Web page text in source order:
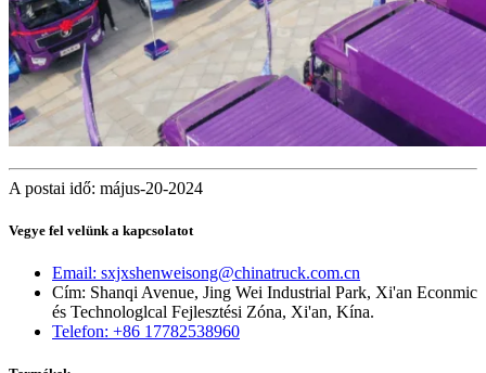
A postai idő: május-20-2024
Vegye fel velünk a kapcsolatot
Email: sxjxshenweisong@chinatruck.com.cn
Cím: Shanqi Avenue, Jing Wei Industrial Park, Xi'an Econmic
és Technologlcal Fejlesztési Zóna, Xi'an, Kína.
Telefon: +86 17782538960